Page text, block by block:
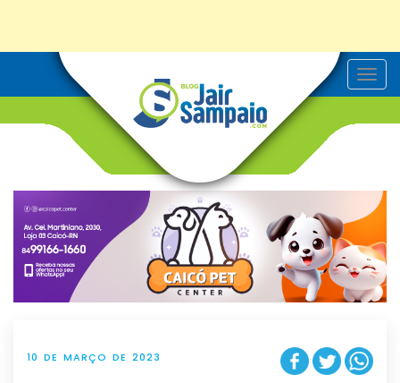
T
o
v
g
t
i
o
n
10 DE MARÇO DE 2023